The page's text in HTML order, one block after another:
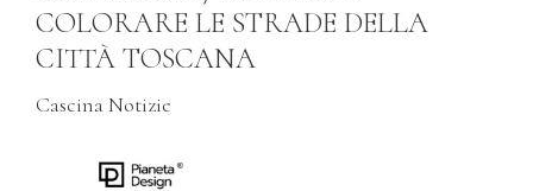
COLORARE LE STRADE DELLA
CITTÀ TOSCANA
Cascina Notizie